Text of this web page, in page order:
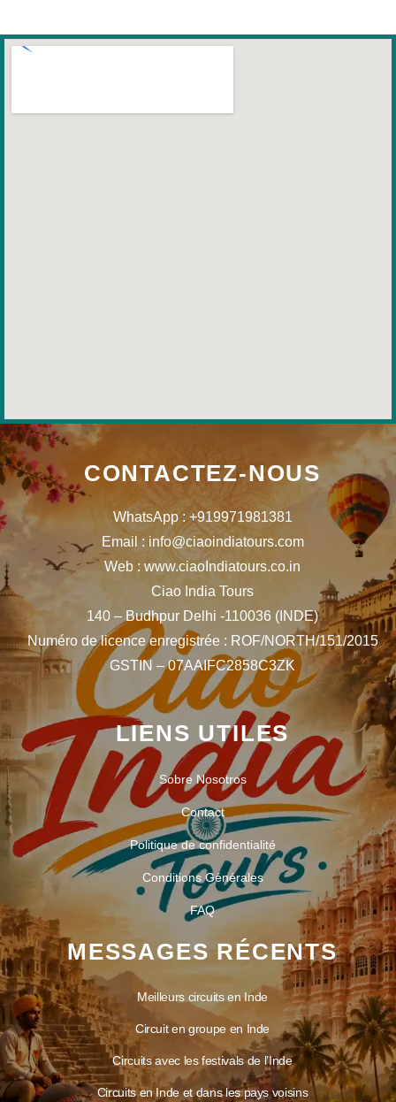
CONTACTEZ-NOUS
WhatsApp : +919971981381
Email : info@ciaoindiatours.com
Web : www.ciaoIndiatours.co.in
Ciao India Tours
140 – Budhpur Delhi -110036 (INDE)
Numéro de licence enregistrée : ROF/NORTH/151/2015
GSTIN – 07AAIFC2858C3ZK
LIENS UTILES
Sobre Nosotros
Contact
Politique de confidentialité
Conditions Générales
FAQ
MESSAGES RÉCENTS
Meilleurs circuits en Inde
Circuit en groupe en Inde
Circuits avec les festivals de l’Inde
Circuits en Inde et dans les pays voisins